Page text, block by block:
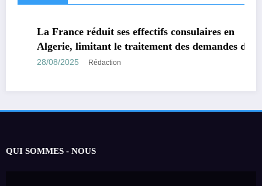
MONDE
La France réduit ses effectifs consulaires en
Algerie, limitant le traitement des demandes de
visas.
28/08/2025 Rédaction
QUI SOMMES - NOUS